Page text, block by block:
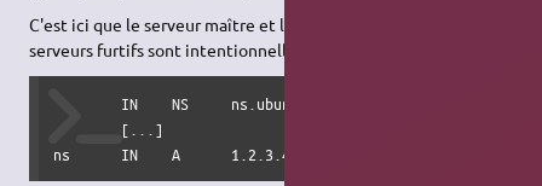
C'est ici que le serveur maître et les esclaves sont définis. Les
serveurs furtifs sont intentionnellement omis.
        IN    NS     ns.ubuntu-fr.lan.
        [...]
ns      IN    A      1.2.3.4